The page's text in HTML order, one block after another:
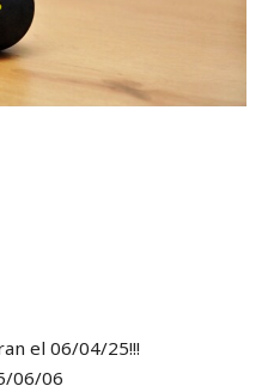
el 06/04/25!!!
06/06